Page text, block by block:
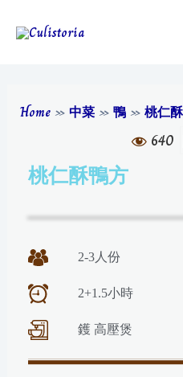
Home »中菜 »鴨 »桃仁
640
桃仁酥鴨方
2-3人份
2+1.5小時
鑊 高壓煲